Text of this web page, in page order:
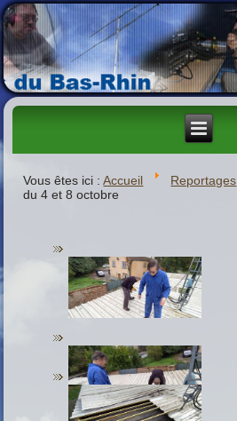
Vous êtes ici :Accueil Reportages
du 4 et 8 octobre